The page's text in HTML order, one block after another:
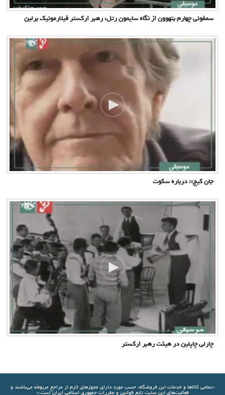
سمفونی چهارم بتهوون از نگاه سایمون رتل، رهبر ارکستر فیلارمونیک برلین
جان کیج:: درباره سکوت
چارلی چاپلین در هیئت رهبر ارکستر
«تمامي كالاها و خدمات اين فروشگاه، حسب مورد دارای مجوزهای لازم از مراجع مربوطه مي‌باشند و
فعاليت‌های اين سايت تابع قوانين و مقررات جمهوری اسلامی ايران است.»